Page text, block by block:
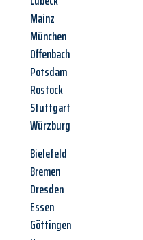
Mainz
München
Offenbach
Potsdam
Rostock
Stuttgart
Würzburg
Bielefeld
Bremen
Dresden
Essen
Göttingen